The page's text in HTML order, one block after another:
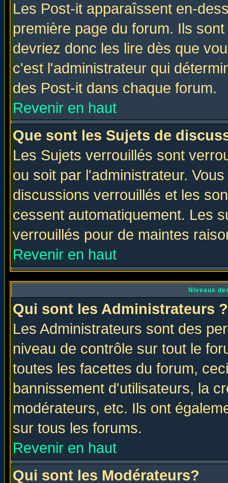
Les Post-it apparaîssent en-
première page du forum. Ils
devriez donc les lire dès que
c'est l'administrateur qui
des Post-it dans chaque forum.
Revenir en haut
Que sont les Sujets de
Les Sujets verrouillés sont
ou soit par l'administrateur.
discussions verrouillés et les
cessent automatiquement. Les
verrouillés pour de maintes
Revenir en haut
Niveaux
Qui sont les Administrateurs ?
Les Administrateurs sont des
niveau de contrôle sur tout le
toutes les facettes du forum,
bannissement d'utilisateurs, la
modérateurs, etc. Ils ont
sur tous les forums.
Revenir en haut
Qui sont les Modérateurs?